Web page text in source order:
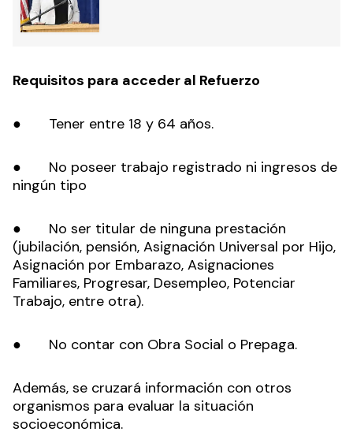
Requisitos para acceder al Refuerzo
● Tener entre 18 y 64 años.
● No poseer trabajo registrado ni ingresos de
ningún tipo
● No ser titular de ninguna prestación
(jubilación, pensión, Asignación Universal por Hijo,
Asignación por Embarazo, Asignaciones
Familiares, Progresar, Desempleo, Potenciar
Trabajo, entre otra).
● No contar con Obra Social o Prepaga.
Además, se cruzará información con otros
organismos para evaluar la situación
socioeconómica.